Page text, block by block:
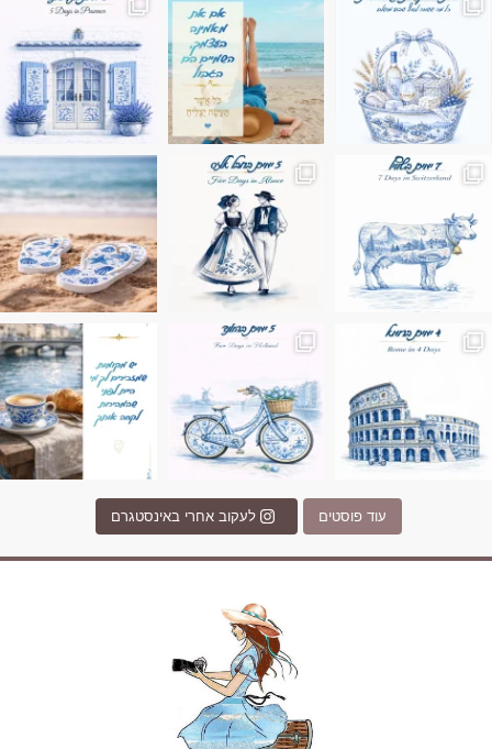
בחבל אלזס צרפת
בחופשה שבו הכל נהיה פשוט יותר. החול, הי
Instagram post
Instagram post 17994326828955248
עוד פוסטים לעקוב אחרי באינסטגרם